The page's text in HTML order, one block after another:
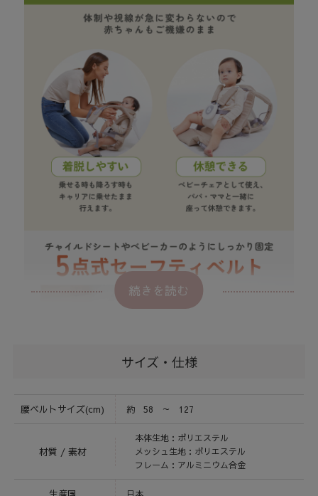
続きを読む
サイズ・仕様
腰ベルトサイズ(cm) 約 58 ～ 127
材質 / 素材
本体生地：ポリエステル
メッシュ生地：ポリエステル
フレーム：アルミニウム合金
日本